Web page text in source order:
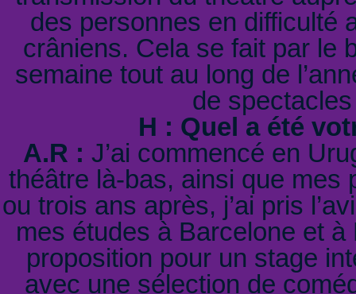
des personnes en difficulté
crâniens. Cela se fait par le
semaine tout au long de
de
H : Quel a été
A.R : J’ai commencé en
théâtre là-bas, ainsi que mes
ou trois ans après, j’ai pris
mes études à Barcelone et à
proposition pour un stage
avec une sélection de